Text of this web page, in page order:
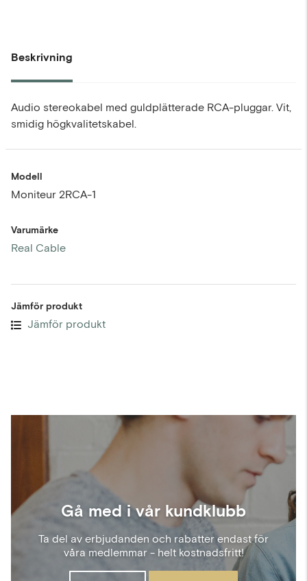
Beskrivning
Audio stereokabel med guldplätterade RCA-pluggar. Vit,
smidig högkvalitetskabel.
Modell
Moniteur 2RCA-1
Varumärke
Real Cable
Jämför produkt
Jämför produkt
Gå med i vår kundklubb
Ta del av erbjudanden och rabatter endast för
våra medlemmar - helt kostnadsfritt!